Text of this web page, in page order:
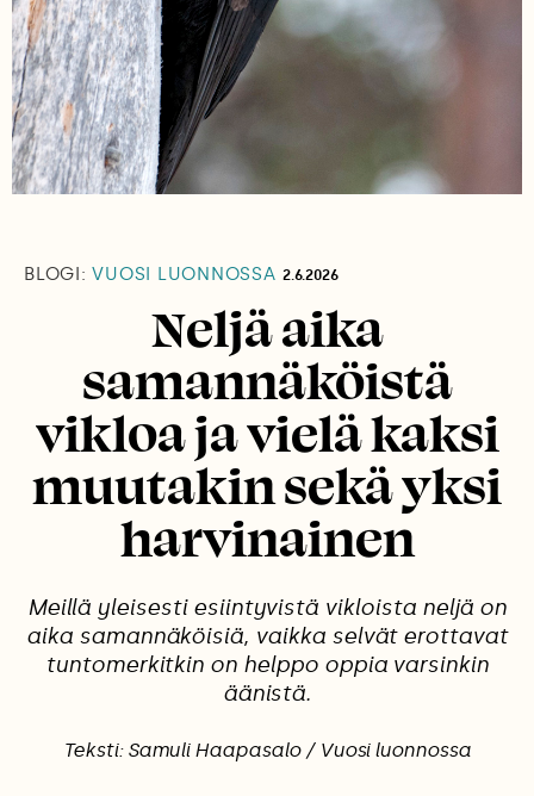
BLOGI: VUOSI LUONNOSSA 2.6.2026
Neljä aika
samannäköistä
vikloa ja vielä kaksi
muutakin sekä yksi
harvinainen
Meillä yleisesti esiintyvistä vikloista neljä on
aika samannäköisiä, vaikka selvät erottavat
tuntomerkitkin on helppo oppia varsinkin
äänistä.
Teksti: Samuli Haapasalo / Vuosi luonnossa